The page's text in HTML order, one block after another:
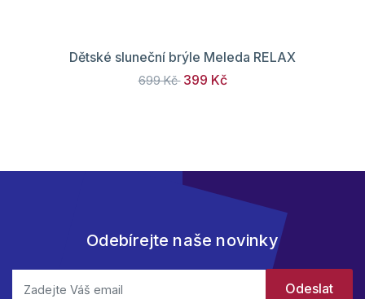
Dětské sluneční brýle Meleda RELAX
699 Kč 399 Kč
Odebírejte naše novinky